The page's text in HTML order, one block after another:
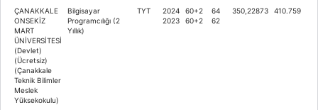
ÇANAKKALE
ONSEKİZ
MART
ÜNİVERSİTESİ
(Devlet)
(Ücretsiz)
(Çanakkale
Teknik Bilimler
Meslek
Yüksekokulu)
Bilgisayar
Programcılığı (2
Yıllık)
TYT
2024
2023
60+2
60+2
64
62
350,22873 410.759